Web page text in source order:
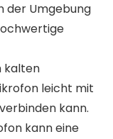
der Umgebung
kalten
leicht mit
kann.
kann eine